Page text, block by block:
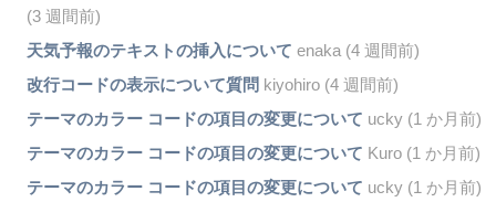
(3 週間前)
天気予報のテキストの挿入について enaka (4 週間前)
改行コードの表示について質問 kiyohiro (4 週間前)
テーマのカラー コードの項目の変更について ucky (1 か月前)
テーマのカラー コードの項目の変更について Kuro (1 か月前)
テーマのカラー コードの項目の変更について ucky (1 か月前)